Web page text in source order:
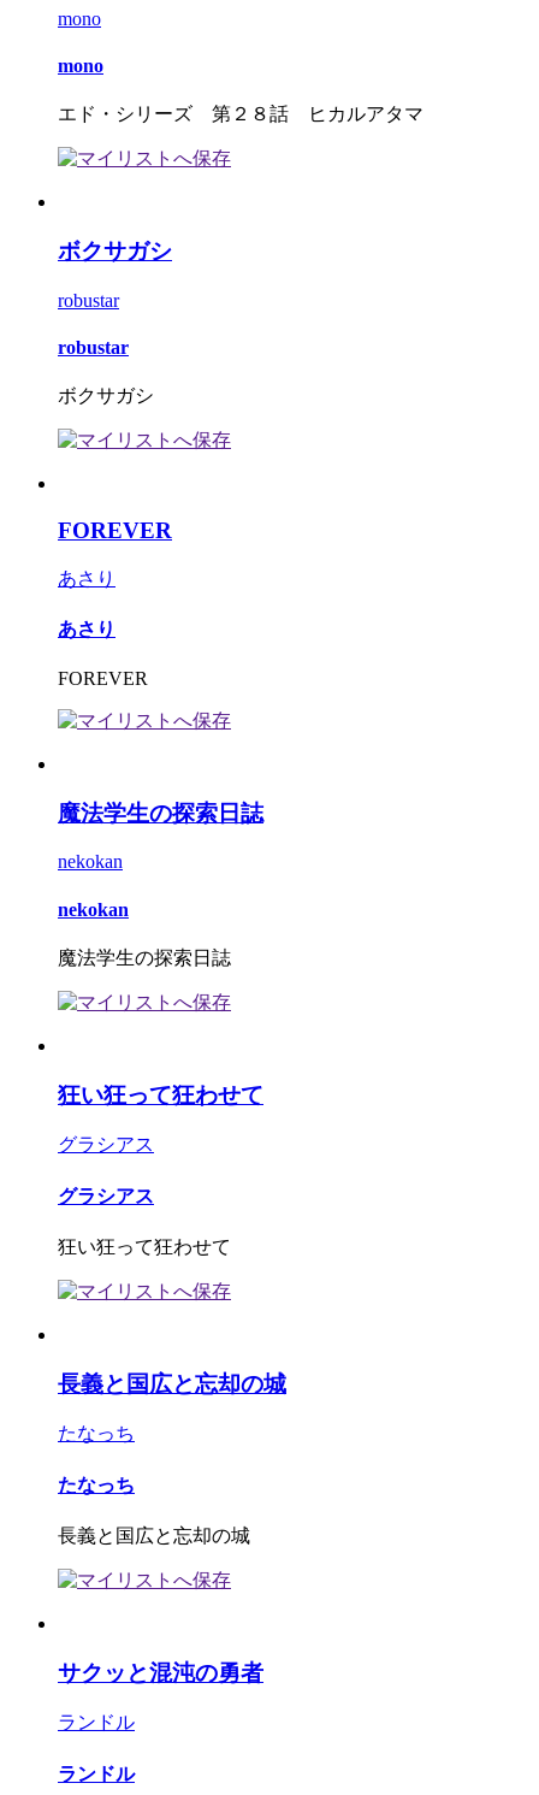
mono
mono
エド・シリーズ 第２８話 ヒカルアタマ
ボクサガシ
robustar
robustar
ボクサガシ
FOREVER
あさり
あさり
FOREVER
魔法学生の探索日誌
nekokan
nekokan
魔法学生の探索日誌
狂い狂って狂わせて
グラシアス
グラシアス
狂い狂って狂わせて
長義と国広と忘却の城
たなっち
たなっち
長義と国広と忘却の城
サクッと混沌の勇者
ランドル
ランドル